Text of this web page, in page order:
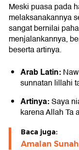
Meski puasa pada
melaksanakannya
sangat bernilai
menjalankannya,
beserta artinya.
Arab Latin:
sunnatan lillahi
Artinya:Saya
karena Allah Ta
Baca juga:
Amalan